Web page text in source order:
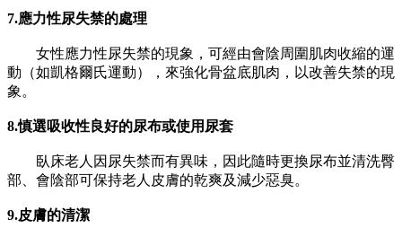
7.應力性尿失禁的處理
女性應力性尿失禁的現象，可經由會陰周圍肌肉收縮的運
動（如凱格爾氏運動），來強化骨盆底肌肉，以改善失禁的現
象。
8.慎選吸收性良好的尿布或使用尿套
臥床老人因尿失禁而有異味，因此隨時更換尿布並清洗臀
部、會陰部可保持老人皮膚的乾爽及減少惡臭。
9.皮膚的清潔